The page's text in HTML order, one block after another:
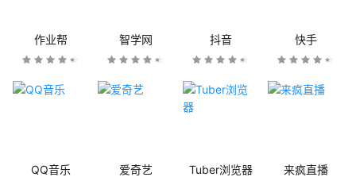
作业帮 智学网 抖音 快手
QQ音乐 爱奇艺 Tuber浏览器 来疯直播